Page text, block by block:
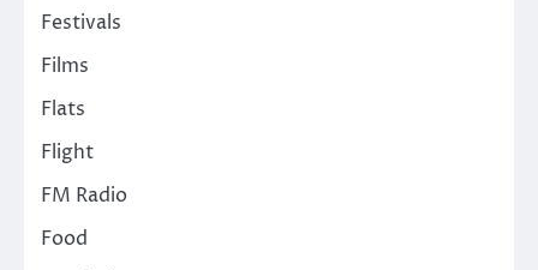
Festivals
Films
Flats
Flight
FM Radio
Food